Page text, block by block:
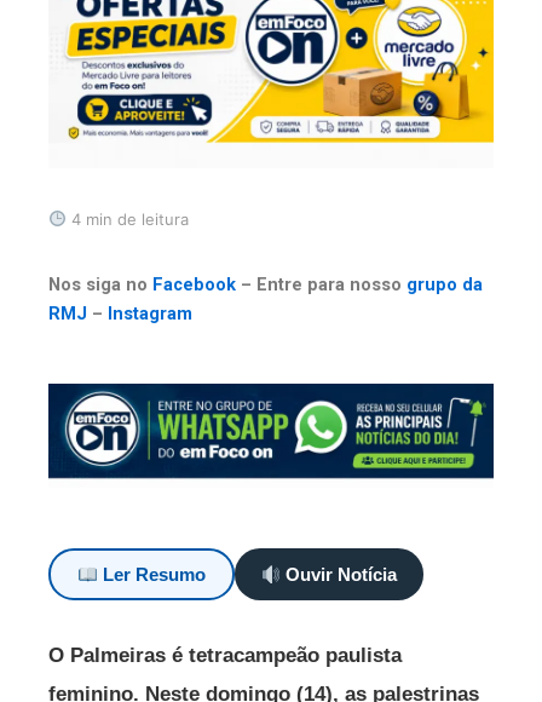
4 min de leitura
Nos siga no Facebook – Entre para nosso grupo da
RMJ – Instagram
Ler Resumo Ouvir Notícia
O Palmeiras é tetracampeão paulista
feminino. Neste domingo (14), as palestrinas